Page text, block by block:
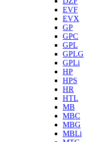
EVF
EVX
GP
GPC
GPL
GPLG
GPLi
HP
HPS
HR
HTL
MB
MBC
MBG
MBLi